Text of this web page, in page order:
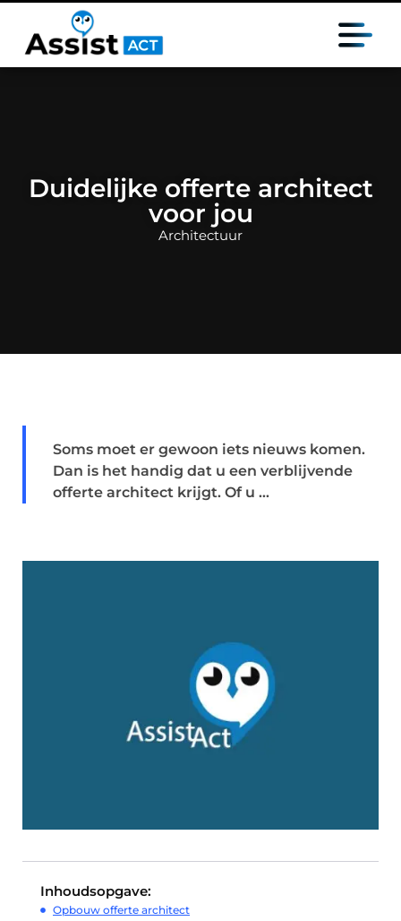
Duidelijke offerte architect
voor jou
Architectuur
Soms moet er gewoon iets nieuws komen.
Dan is het handig dat u een verblijvende
offerte architect krijgt. Of u ...
Inhoudsopgave:
Opbouw offerte architect